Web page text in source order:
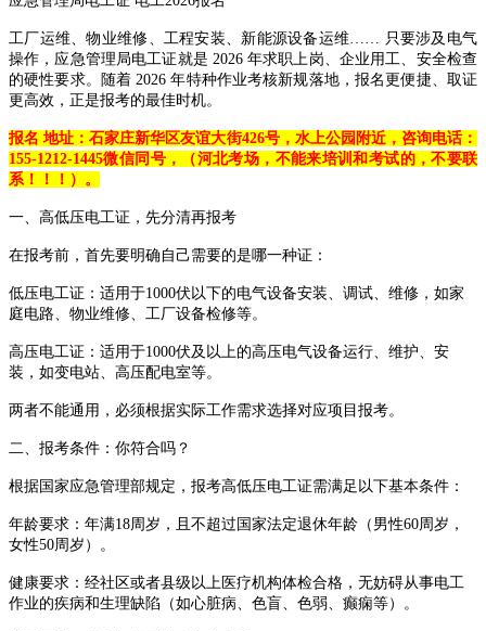
工厂运维、物业维修、工程安装、新能源设备运维…… 只要涉及电气
操作，应急管理局电工证就是 2026 年求职上岗、企业用工、安全检查
的硬性要求。随着 2026 年特种作业考核新规落地，报名更便捷、取证
更高效，正是报考的最佳时机。
报名 地址：石家庄新华区友谊大街426号，水上公园附近，咨询电话：
155-1212-1445微信同号，（河北考场，不能来培训和考试的，不要联
系！！！）。
一、高低压电工证，先分清再报考
在报考前，首先要明确自己需要的是哪一种证：
低压电工证：适用于1000伏以下的电气设备安装、调试、维修，如家
庭电路、物业维修、工厂设备检修等。
高压电工证：适用于1000伏及以上的高压电气设备运行、维护、安
装，如变电站、高压配电室等。
两者不能通用，必须根据实际工作需求选择对应项目报考。
二、报考条件：你符合吗？
根据国家应急管理部规定，报考高低压电工证需满足以下基本条件：
年龄要求：年满18周岁，且不超过国家法定退休年龄（男性60周岁，
女性50周岁）。
健康要求：经社区或者县级以上医疗机构体检合格，无妨碍从事电工
作业的疾病和生理缺陷（如心脏病、色盲、色弱、癫痫等）。